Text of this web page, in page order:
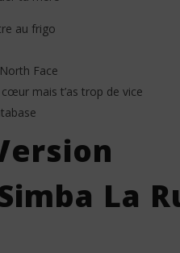
au frigo
Face
mais t’as trop de vice
La